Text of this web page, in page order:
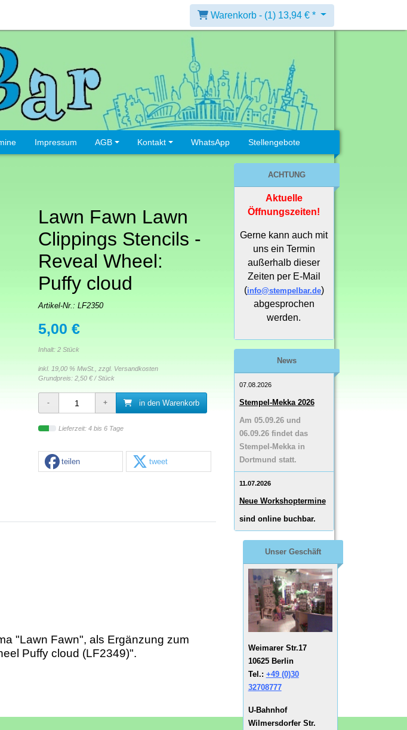
Warenkorb - (1) 13,94 € *
Impressum AGB Kontakt WhatsApp Stellengebote
Lawn Fawn Lawn
Clippings Stencils -
Reveal Wheel:
Puffy cloud
Artikel-Nr.: LF2350
5,00 €
Inhalt: 2 Stück
inkl. 19,00 % MwSt., zzgl. Versandkosten
Grundpreis: 2,50 € / Stück
in den Warenkorb
Lieferzeit: 4 bis 6 Tage
teilen tweet
"Lawn Fawn", als Ergänzung zum
Puffy cloud (LF2349)".
ACHTUNG
Aktuelle
Öffnungszeiten!
Gerne kann auch mit
uns ein Termin
außerhalb dieser
Zeiten per E-Mail
(info@stempelbar.de)
abgesprochen
werden.
News
07.08.2026
Stempel-Mekka 2026
Am 05.09.26 und
06.09.26 findet das
Stempel-Mekka in
Dortmund statt.
11.07.2026
Neue Workshoptermine
sind online buchbar.
Unser Geschäft
Weimarer Str.17
10625 Berlin
Tel.: +49 (0)30
32708777
U-Bahnhof
Wilmersdorfer Str.